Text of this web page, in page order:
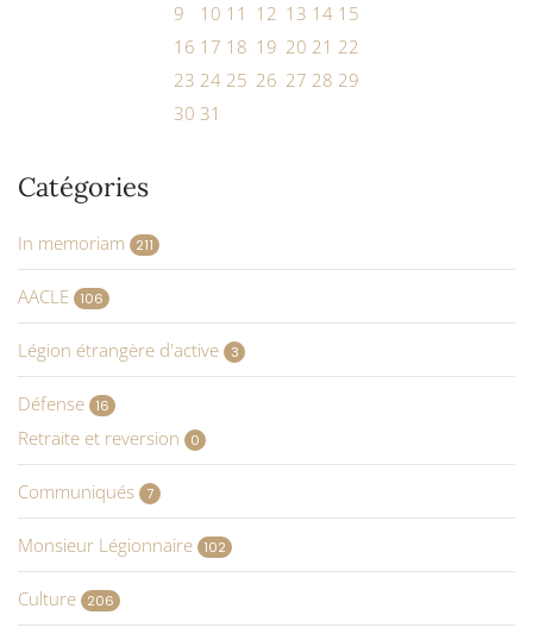
9
10 11 12 13 14 15
16 17 18 19 20 21 22
23 24 25 26 27 28 29
30 31
Catégories
In memoriam 211
AACLE 106
Légion étrangère d'active 3
Défense 16
Retraite et reversion 0
Communiqués 7
Monsieur Légionnaire 102
Culture 206